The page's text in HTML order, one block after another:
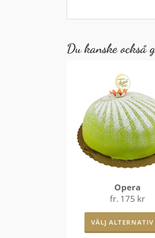
Du kanske också
Opera
fr. 175 kr
VÄLJ ALTERNATIV